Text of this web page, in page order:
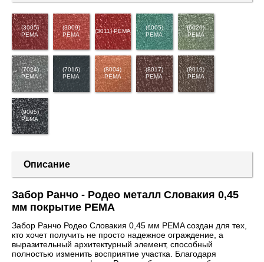
(3005)
PEMA
(3009)
PEMA
(3011) PEMA
(6005)
PEMA
(6020)
PEMA
(7024)
PEMA
(7016)
PEMA
(8004)
PEMA
(8017)
PEMA
(8019)
PEMA
(9005)
PEMA
Описание
Забор Ранчо - Родео металл Словакия 0,45
мм покрытие PEMA
Забор Ранчо Родео Словакия 0,45 мм PEMA создан для тех,
кто хочет получить не просто надежное ограждение, а
выразительный архитектурный элемент, способный
полностью изменить восприятие участка. Благодаря